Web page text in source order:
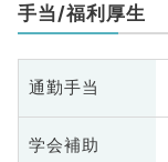
手当/福利厚生
通勤手当
学会補助